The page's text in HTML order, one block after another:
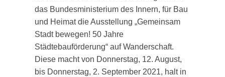
das Bundesministerium des Innern, für Bau
und Heimat die Ausstellung „Gemeinsam
Stadt bewegen! 50 Jahre
Städtebauförderung“ auf Wanderschaft.
Diese macht von Donnerstag, 12. August,
bis Donnerstag, 2. September 2021, halt in